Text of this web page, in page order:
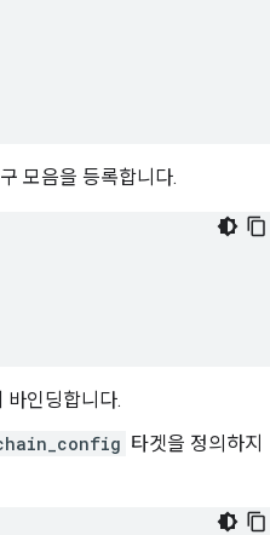
모음을 등록합니다.
인딩합니다.
타겟을 정의하지